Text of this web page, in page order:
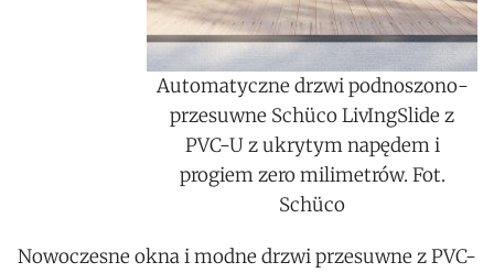
Automatyczne drzwi podnoszono-
przesuwne Schüco LivIngSlide z
PVC-U z ukrytym napędem i
progiem zero milimetrów. Fot.
Schüco
Nowoczesne okna i modne drzwi przesuwne z PVC-